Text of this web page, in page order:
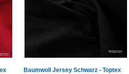
Baumwoll Jersey Schwarz - Toptex